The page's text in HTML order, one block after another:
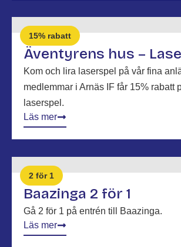
15% rabatt
Äventyrens hus –
Kom och lira laserspel på vår fina
medlemmar i Arnäs IF får 15% rabatt
laserspel.
Läs mer
2 för 1
Baazinga 2 för 1
Gå 2 för 1 på entrén till Baazinga.
Läs mer